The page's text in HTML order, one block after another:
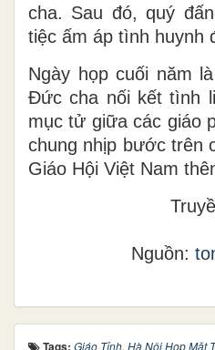
cha. Sau đó, quý
tiệc ấm áp tình huynh
Ngày họp cuối năm
Đức cha nối kết tình
mục tử giữa các giáo
chung nhịp bước trên
Giáo Hội Việt Nam
Nguồn:
Tags: Giáo Tỉnh, Hà Nội Họp Mặt